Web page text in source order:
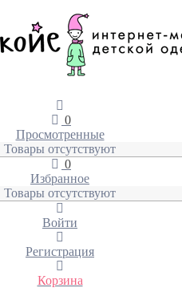
0
Просмотренные
Товары отсутствуют
0
Избранное
Товары отсутствуют
Войти
Регистрация
Корзина